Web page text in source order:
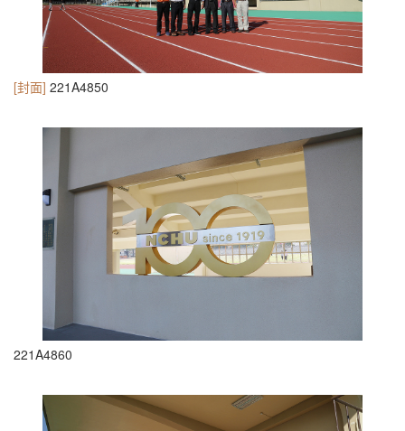
[封面] 221A4850
221A4860